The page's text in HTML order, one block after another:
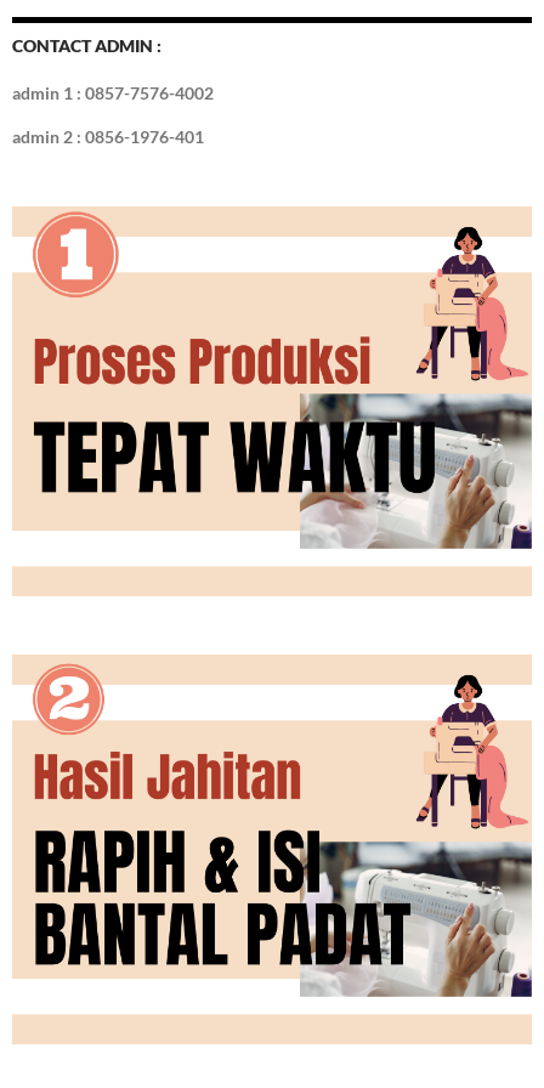
o
o
k
t
r
dI
CONTACT ADMIN :
admin 1 : 0857-7576-4002
admin 2 : 0856-1976-401